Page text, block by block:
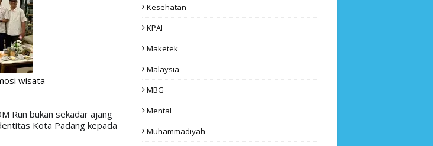
wisata
Run bukan sekadar ajang
Kota Padang kepada
Kesehatan
KPAI
Maketek
Malaysia
MBG
Mental
Muhammadiyah